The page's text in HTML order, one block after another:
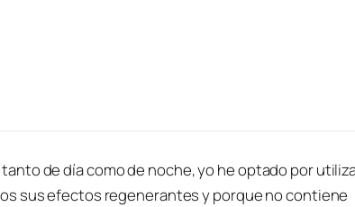
de día como de noche, yo he optado por
sus efectos regenerantes y porque no contiene